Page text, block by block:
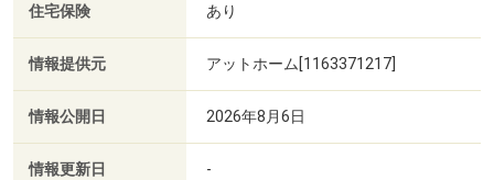
住宅保険 あり
情報提供元 アットホーム[1163371217]
情報公開日 2026年8月6日
情報更新日 -